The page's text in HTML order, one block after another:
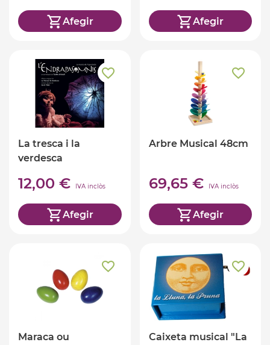
Afegir Afegir
La tresca i la
verdesca
12,00 € IVA inclòs
Afegir
Arbre Musical 48cm
69,65 € IVA inclòs
Afegir
Maraca ou
Caixeta musical "La